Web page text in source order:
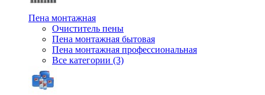
Пена монтажная
Очиститель пены
Пена монтажная бытовая
Пена монтажная профессиональная
Все категории (3)